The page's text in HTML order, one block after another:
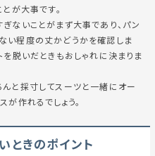
とが大事です。
ないことがまず大事であり、パン
い程度の丈かどうかを確認しま
を脱いだときもおしゃれに決まりま
んと採寸してスーツと一緒にオー
が作れるでしょう。
ときのポイント